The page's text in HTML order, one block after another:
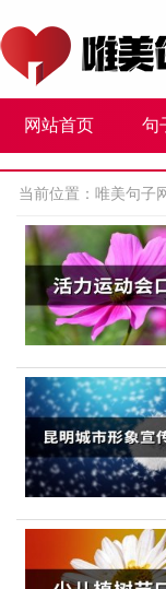
网站首页 句
当前位置： 唯美句子